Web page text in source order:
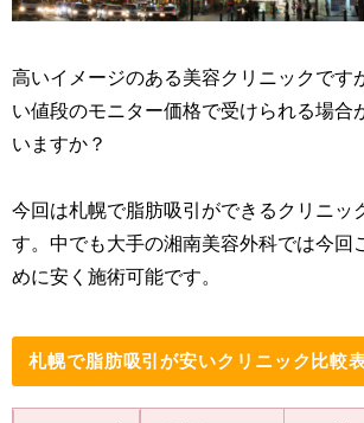
高いイメージのある美容クリニックです
い値段のモニター価格で受けられる場合
いますか？
今回は札幌で脂肪吸引ができるクリニッ
す。中でも大手の湘南美容外科では今回
めに安く施術可能です。
札幌で脂肪吸引が安いクリニック比較